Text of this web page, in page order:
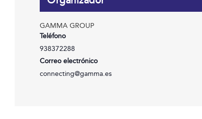
GAMMA GROUP
Teléfono
938372288
Correo electrónico
connecting@gamma.es